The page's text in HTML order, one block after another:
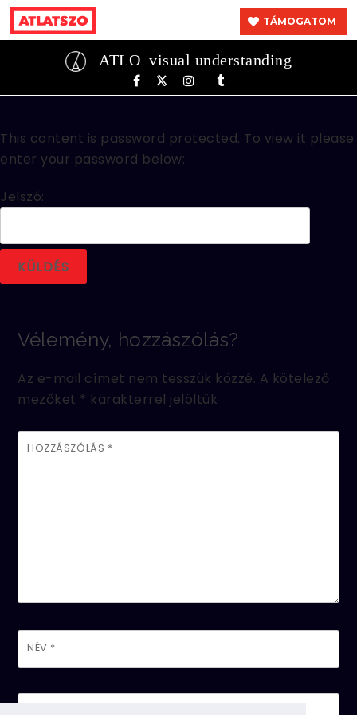
TÁMOGATOM
ATLO visual understanding
This content is password protected. To view it please
enter your password below:
Jelszó:
Vélemény, hozzászólás?
Az e-mail címet nem tesszük közzé. A kötelező
mezőket * karakterrel jelöltük
HOZZÁSZÓLÁS *
NÉV *